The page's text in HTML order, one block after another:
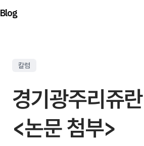
Blog
칼럼
경기광주리쥬
<논문 첨부>